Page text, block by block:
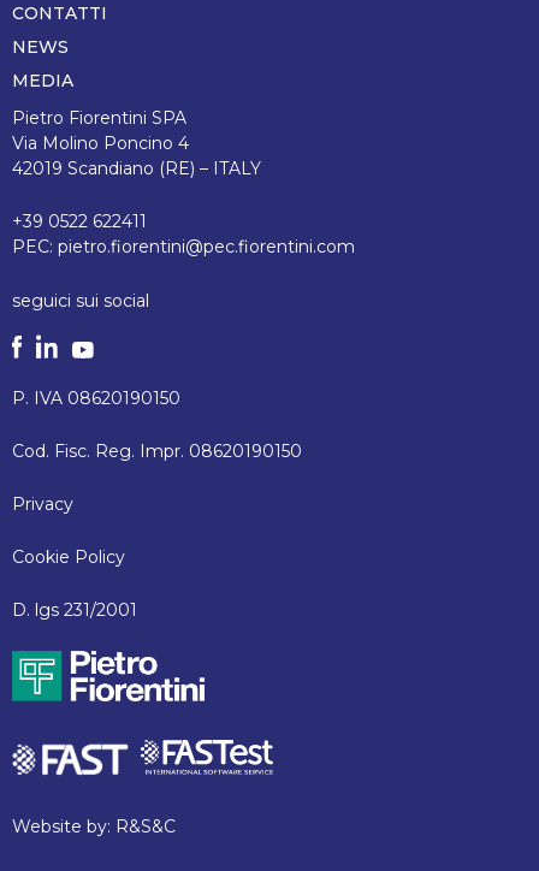
CONTATTI
NEWS
MEDIA
Pietro Fiorentini SPA
Via Molino Poncino 4
42019 Scandiano (RE) – ITALY
+39 0522 622411
PEC: pietro.fiorentini@pec.fiorentini.com
seguici sui social
P. IVA 08620190150
Cod. Fisc. Reg. Impr. 08620190150
Privacy
Cookie Policy
D. lgs 231/2001
Website by: R&S&C